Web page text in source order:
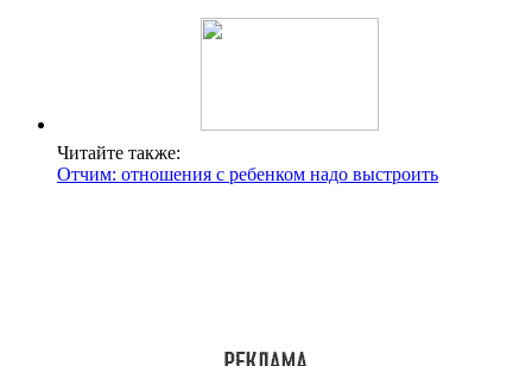
Читайте также:
Отчим: отношения с ребенком надо выстроить